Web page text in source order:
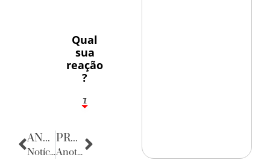
Qual
sua
reação
?
1
7
ANTERIOR
Notícias da Paraíba
PRÓXIMA
Anotações do Cotidiano